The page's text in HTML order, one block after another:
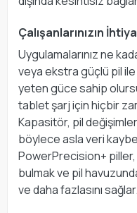
Çalışanlarınızın
Uygulamalarınız ne
veya ekstra güçlü pil
yeten güce sahip
tablet şarj için hiçbir
Kapasitör, pil
böylece asla veri
PowerPrecision+ piller,
bulmak ve pil
ve daha fazlasını sağlar.